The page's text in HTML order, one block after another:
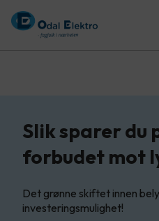
Slik sparer du
forbudet mot
Det grønne skiftet innen
investeringsmulighet!